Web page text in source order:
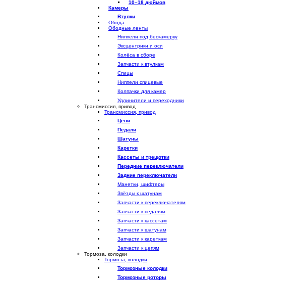
10–18 дюймов
Камеры
Втулки
Обода
Ободные ленты
Ниппели под бескамерку
Эксцентрики и оси
Колёса в сборе
Запчасти к втулкам
Спицы
Ниппели спицевые
Колпачки для камер
Удлинители и переходники
Трансмиссия, привод
Трансмиссия, привод
Цепи
Педали
Шатуны
Каретки
Кассеты и трещотки
Передние переключатели
Задние переключатели
Манетки, шифтеры
Звёзды к шатунам
Запчасти к переключателям
Запчасти к педалям
Запчасти к кассетам
Запчасти к шатунам
Запчасти к кареткам
Запчасти к цепям
Тормоза, колодки
Тормоза, колодки
Тормозные колодки
Тормозные роторы